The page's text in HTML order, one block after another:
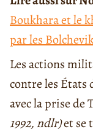
Boukhara et le
par les
Les actions
contre les États
avec la prise de
1992, ndlr)et se